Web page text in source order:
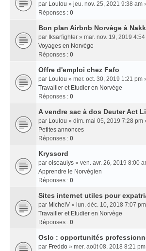
par Loulou » jeu. nov. 25, 2021 9:38 am
Réponses : 0
Bon plan Airbnb Norvège à
par Iksarfighter » mar. nov. 19, 2019
Voyages en Norvège
Réponses : 0
Offre d'emploi chez Fafo
par Loulou » mer. oct. 30, 2019 1:21 pm
Travailler et Etudier en Norvège
Réponses : 0
A vendre sac à dos Deuter Act
par Loulou » dim. mai 05, 2019 7:28 pm
Petites annonces
Réponses : 0
Kryssord
par oiseaulys » ven. avr. 26, 2019 8:00
Apprendre le Norvégien
Réponses : 0
Sites internet utiles pour
par MichelV » lun. déc. 10, 2018 7:07
Travailler et Etudier en Norvège
Réponses : 0
Oslo : opportunités
par Freddo » mer. août 08, 2018 8:21